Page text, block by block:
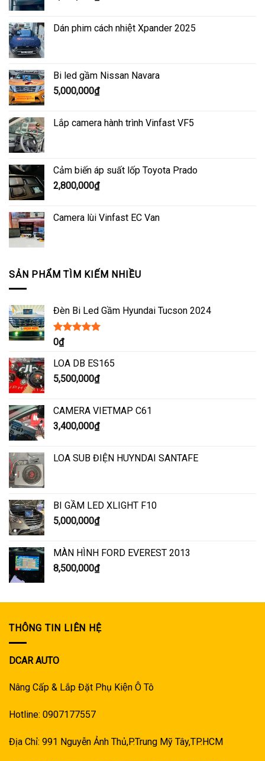
Dán phim cách nhiệt Xpander 2025
Bi led gầm Nissan Navara
5,000,000₫
Lắp camera hành trình Vinfast VF5
Cảm biến áp suất lốp Toyota Prado
2,800,000₫
Camera lùi Vinfast EC Van
SẢN PHẨM TÌM KIẾM NHIỀU
Đèn Bi Led Gầm Hyundai Tucson 2024
Được xếp
hạng
sao
0₫
LOA DB ES165
5,500,000₫
CAMERA VIETMAP C61
3,400,000₫
LOA SUB ĐIỆN HUYNDAI SANTAFE
BI GẦM LED XLIGHT F10
5,000,000₫
MÀN HÌNH FORD EVEREST 2013
8,500,000₫
THÔNG TIN LIÊN HỆ
DCAR AUTO
Nâng Cấp & Lắp Đặt Phụ Kiện Ô Tô
Hotline: 0907177557
Địa Chỉ: 991 Nguyễn Ảnh Thủ,P.Trung Mỹ Tây,TP.HCM